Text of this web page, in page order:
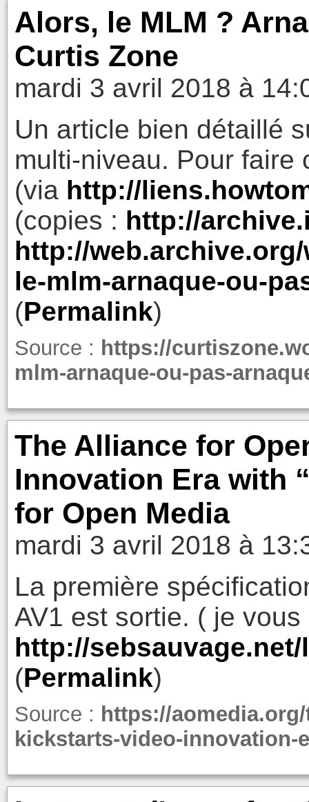
Alors, le MLM ?
Curtis Zone
mardi 3 avril 2018 à
Un article bien détaillé
multi-niveau. Pour faire
(via http://
(copies : http://
http://
le-mlm-arnaque-ou-
(Permalink)
Source : https://
mlm-arnaque-ou-pas-
The Alliance for
Innovation Era with
for Open Media
mardi 3 avril 2018 à
La première
AV1 est sortie. ( je
http://
(Permalink)
Source : https://
kickstarts-video-innovation-